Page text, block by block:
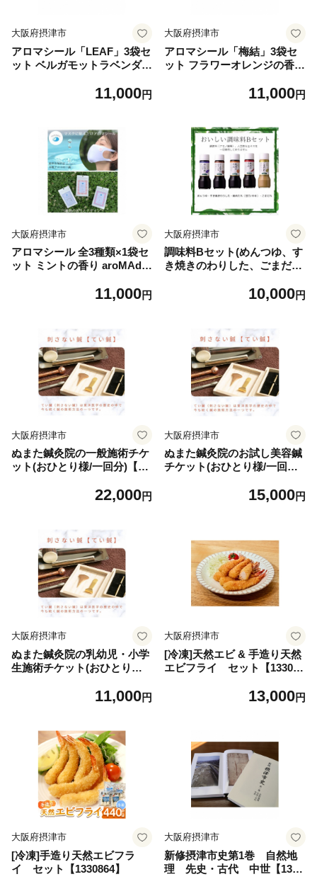
大阪府摂津市
アロマシール「LEAF」3袋セ
ット ベルガモットラベンダー
11,000円
大阪府摂津市
アロマシール「梅結」3袋セ
ット フラワーオレンジの香り
11,000円
大阪府摂津市
アロマシール 全3種類×1袋セ
ット ミントの香り aroMAdri
11,000円
大阪府摂津市
調味料Bセット(めんつゆ、す
き焼きのわりした、ごまだ
10,000円
大阪府摂津市
ぬまた鍼灸院の一般施術チケ
ット(おひとり様/一回分)【13
22,000円
大阪府摂津市
ぬまた鍼灸院のお試し美容鍼
チケット(おひとり様/一回分)
15,000円
大阪府摂津市
ぬまた鍼灸院の乳幼児・小学
生施術チケット(おひとり様/
11,000円
大阪府摂津市
[冷凍]天然エビ & 手造り天然
エビフライ セット【133086
13,000円
大阪府摂津市
[冷凍]手造り天然エビフラ
イ セット【1330864】
大阪府摂津市
新修摂津市史第1巻 自然地
理 先史・古代 中世【1330